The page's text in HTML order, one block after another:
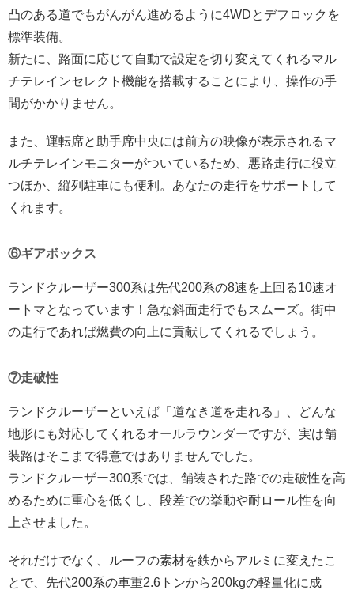
凸のある道でもがんがん進めるように4WDとデフロックを
標準装備。
新たに、路面に応じて自動で設定を切り変えてくれるマル
チテレインセレクト機能を搭載することにより、操作の手
間がかかりません。
また、運転席と助手席中央には前方の映像が表示されるマ
ルチテレインモニターがついているため、悪路走行に役立
つほか、縦列駐車にも便利。あなたの走行をサポートして
くれます。
⑥ギアボックス
ランドクルーザー300系は先代200系の8速を上回る10速オ
ートマとなっています！急な斜面走行でもスムーズ。街中
の走行であれば燃費の向上に貢献してくれるでしょう。
⑦走破性
ランドクルーザーといえば「道なき道を走れる」、どんな
地形にも対応してくれるオールラウンダーですが、実は舗
装路はそこまで得意ではありませんでした。
ランドクルーザー300系では、舗装された路での走破性を高
めるために重心を低くし、段差での挙動や耐ロール性を向
上させました。
それだけでなく、ルーフの素材を鉄からアルミに変えたこ
とで、先代200系の車重2.6トンから200kgの軽量化に成